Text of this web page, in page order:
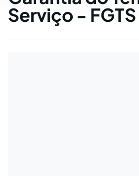
Serviço - FGTS